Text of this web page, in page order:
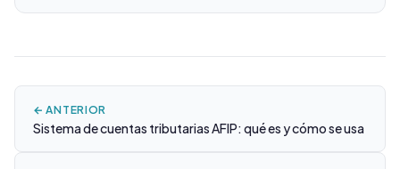
← ANTERIOR
Sistema de cuentas tributarias AFIP: qué es y cómo se usa